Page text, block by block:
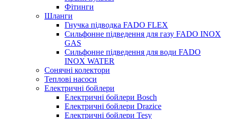
Фітинги
Шланги
Гнучка підводка FADO FLEX
Сильфонне підведення для газу FADO INOX
GAS
Сильфонне підведення для води FADO
INOX WATER
Сонячні колектори
Теплові насоси
Електричні бойлери
Електричні бойлери Bosch
Електричні бойлери Drazice
Електричні бойлери Tesy